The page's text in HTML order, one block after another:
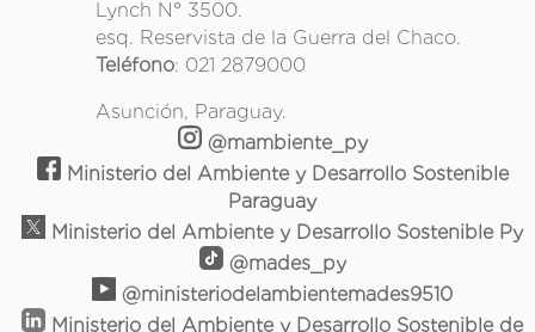
Lynch N° 3500.
esq. Reservista de la Guerra del Chaco.
Teléfono: 021 2879000
Asunción, Paraguay.
@mambiente_py
Ministerio del Ambiente y Desarrollo Sostenible
Paraguay
Ministerio del Ambiente y Desarrollo Sostenible Py
@mades_py
@ministeriodelambientemades9510
Ministerio del Ambiente y Desarrollo Sostenible de